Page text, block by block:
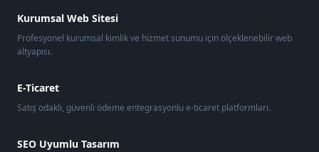
Kurumsal Web Sitesi
Profesyonel kurumsal kimlik ve hizmet sunumu için ölçeklenebilir web
altyapısı.
E-Ticaret
Satış odaklı, güvenli ödeme entegrasyonlu e-ticaret platformları.
SEO Uyumlu Tasarım